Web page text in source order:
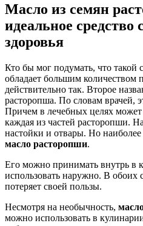
Масло из семян
идеальное средство
здоровья
Кто бы мог подумать, что такой
обладает большим количеством
действительно так. Второе
расторопша. По словам врачей,
Причем в лечебных целях может
каждая из частей расторопши.
настойки и отвары. Но
масло расторопши.
Его можно принимать внутрь в
использовать наружно. В обоих
потеряет своей пользы.
Несмотря на необычность,
можно использовать в